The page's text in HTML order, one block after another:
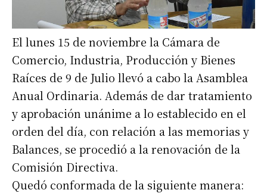
El lunes 15 de noviembre la Cámara de
Comercio, Industria, Producción y Bienes
Raíces de 9 de Julio llevó a cabo la Asamblea
Anual Ordinaria. Además de dar tratamiento
y aprobación unánime a lo establecido en el
orden del día, con relación a las memorias y
Balances, se procedió a la renovación de la
Comisión Directiva.
Quedó conformada de la siguiente manera: